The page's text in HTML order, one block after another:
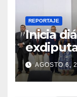
REPORTAJE
Inicia
AN de
AGOSTO 6,